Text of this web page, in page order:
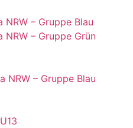
NRW – Gruppe Blau
NRW – Gruppe Grün
NRW – Gruppe Blau